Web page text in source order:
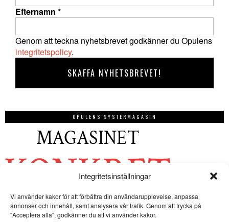
Integritetsinställningar
Vi använder kakor för att förbättra din användarupplevelse, anpassa
annonser och innehåll, samt analysera vår trafik. Genom att trycka på
"Acceptera alla", godkänner du att vi använder kakor.
Efternamn *
Genom att teckna nyhetsbrevet godkänner du Opulens
integritetspolicy.
OPULENS SYSTERMAGASIN